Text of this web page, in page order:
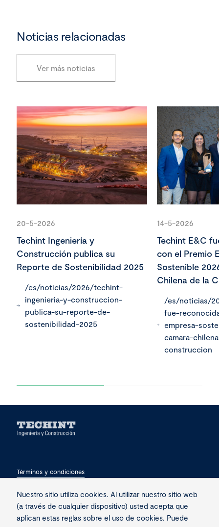
Noticias relacionadas
Ver más noticias
20-5-2026
Techint Ingeniería y
Construcción publica su
Reporte de Sostenibilidad 2025
/es/noticias/2026/techint-
ingenieria-y-construccion-
publica-su-reporte-de-
sostenibilidad-2025
14-5-2026
Techint E&C
con el Premio
Sostenible
Chilena de la
/es/noticias/
fue-
empresa-
camara-
construccion
Términos y condiciones
Privacidad
Contacto
Nuestro sitio utiliza cookies. Al utilizar nuestro sitio web
(a través de cualquier dispositivo) usted acepta que
aplican estas reglas sobre el uso de cookies. Puede